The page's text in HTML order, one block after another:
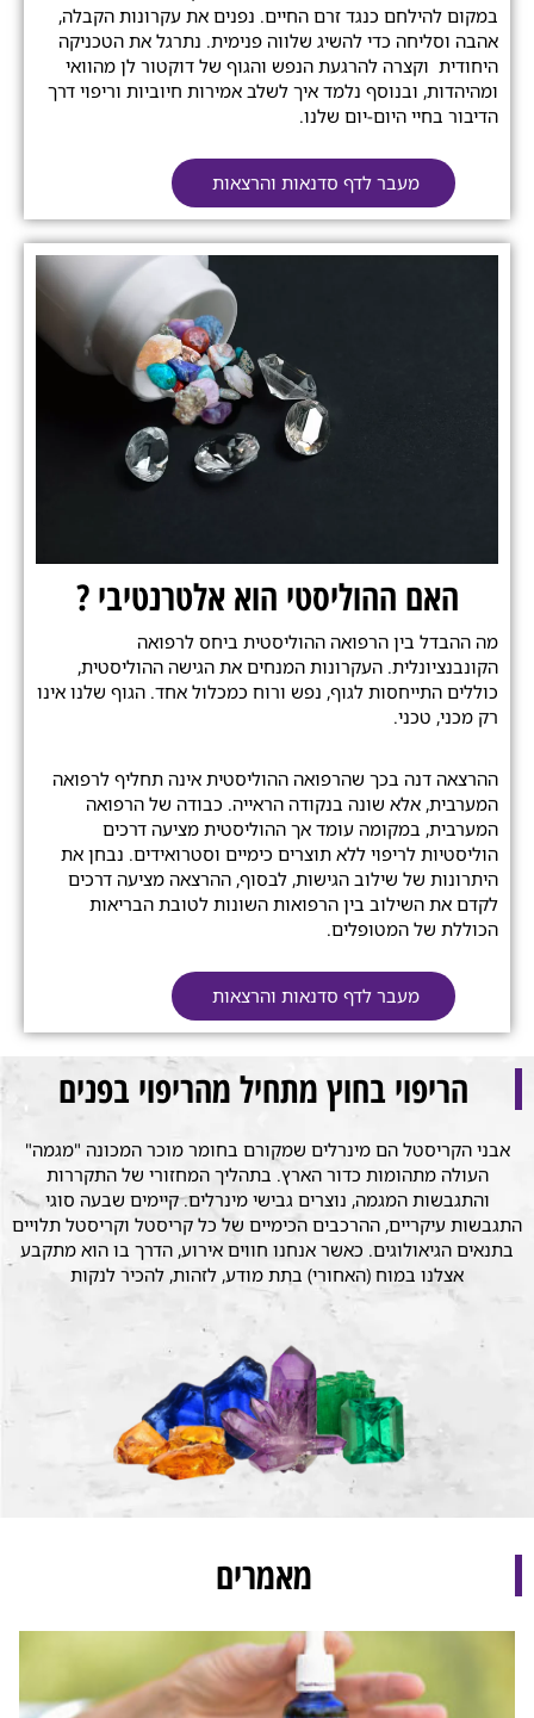
במקום להילחם כנגד זרם החיים. נפנים את עקרונות הקבלה,
אהבה וסליחה כדי להשיג שלווה פנימית. נתרגל את הטכניקה
היחודית וקצרה להרגעת הנפש והגוף של דוקטור לן מהוואי
ומהיהדות, ובנוסף נלמד איך לשלב אמירות חיוביות וריפוי דרך
הדיבור בחיי היום-יום שלנו.
מעבר לדף סדנאות והרצאות
האם ההוליסטי הוא אלטרנטיבי ?
מה ההבדל בין הרפואה ההוליסטית ביחס לרפואה
הקונבנציונלית. העקרונות המנחים את הגישה ההוליסטית,
כוללים התייחסות לגוף, נפש ורוח כמכלול אחד. הגוף שלנו אינו
רק מכני, טכני.
ההרצאה דנה בכך שהרפואה ההוליסטית אינה תחליף לרפואה
המערבית, אלא שונה בנקודה הראייה. כבודה של הרפואה
המערבית, במקומה עומד אך ההוליסטית מציעה דרכים
הוליסטיות לריפוי ללא תוצרים כימיים וסטרואידים. נבחן את
היתרונות של שילוב הגישות, לבסוף, ההרצאה מציעה דרכים
לקדם את השילוב בין הרפואות השונות לטובת הבריאות
הכוללת של המטופלים.
מעבר לדף סדנאות והרצאות
הריפוי בחוץ מתחיל מהריפוי בפנים
אבני הקריסטל הם מינרלים שמקורם בחומר מוכר המכונה "מגמה"
העולה מתהומות כדור הארץ. בתהליך המחזורי של התקררות
והתגבשות המגמה, נוצרים גבישי מינרלים. קיימים שבעה סוגי
התגבשות עיקריים, ההרכבים הכימיים של כל קריסטל וקריסטל תלויים
בתנאים הגיאולוגים. כאשר אנחנו חווים אירוע, הדרך בו הוא מתקבע
אצלנו במוח (האחורי) בתת מודע, לזהות, להכיר לנקות
מאמרים